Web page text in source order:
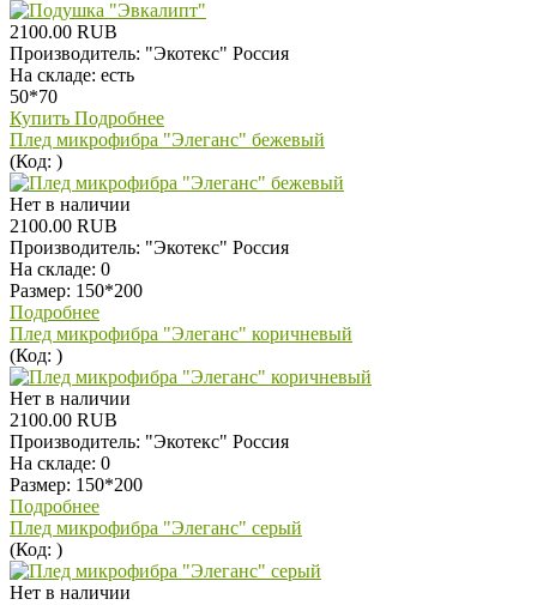
2100.00 RUB
Производитель: "Экотекс" Россия
На складе: есть
50*70
Купить Подробнее
Плед микрофибра "Элеганс" бежевый
(Код: )
Нет в наличии
2100.00 RUB
Производитель: "Экотекс" Россия
На складе: 0
Размер: 150*200
Подробнее
Плед микрофибра "Элеганс" коричневый
(Код: )
Нет в наличии
2100.00 RUB
Производитель: "Экотекс" Россия
На складе: 0
Размер: 150*200
Подробнее
Плед микрофибра "Элеганс" серый
(Код: )
Нет в наличии